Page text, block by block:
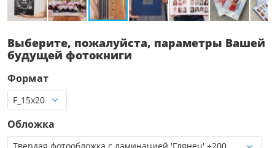
Выберите, пожалуйста, параметры Вашей
будущей фотокниги
Формат
Обложка